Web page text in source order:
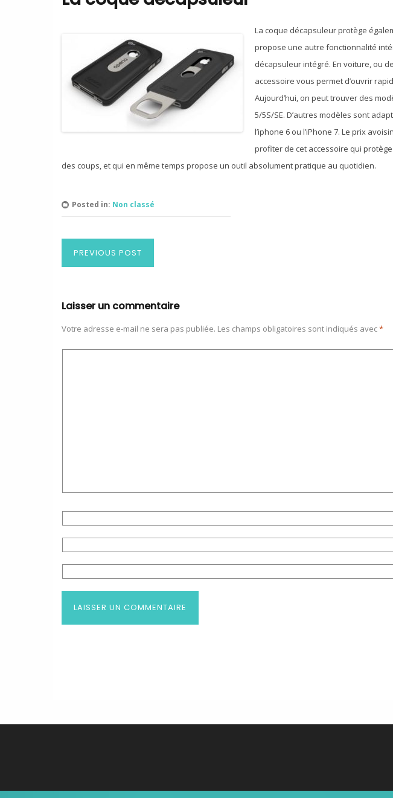
La coque décapsuleur protège
propose une autre fonctionnalité
décapsuleur intégré. En voiture, ou
accessoire vous permet d’ouvrir
Aujourd’hui, on peut trouver des
5/5S/SE. D’autres modèles sont
l’iphone 6 ou l’iPhone 7. Le prix
profiter de cet accessoire qui
des coups, et qui en même temps propose un outil absolument pratique au quotidien.
Posted in: Non classé
PREVIOUS POST
Laisser un commentaire
Votre adresse e-mail ne sera pas publiée. Les champs obligatoires sont indiqués avec*